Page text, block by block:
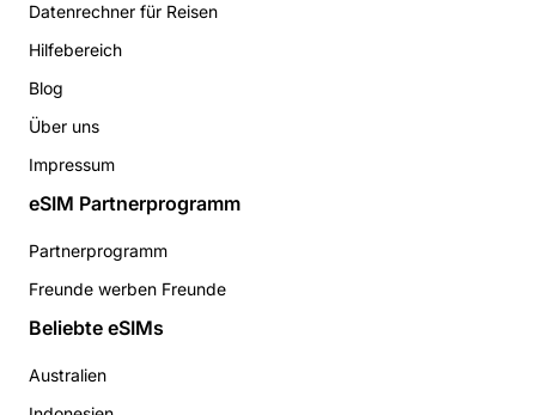
Datenrechner für Reisen
Hilfebereich
Blog
Über uns
Impressum
eSIM Partnerprogramm
Partnerprogramm
Freunde werben Freunde
Beliebte eSIMs
Australien